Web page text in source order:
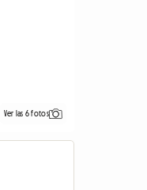
Ver las 6 fotos